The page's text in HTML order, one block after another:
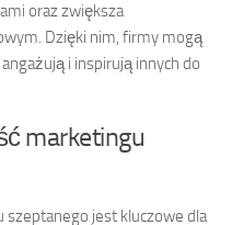
oraz zwiększa
Dzięki nim, firmy mogą
i inspirują innych do
marketingu
jest kluczowe dla